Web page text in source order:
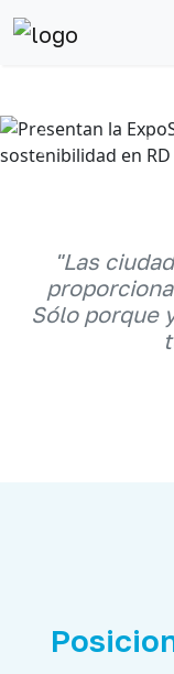
Anterior
"Las
Sólo porque